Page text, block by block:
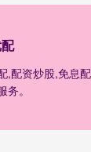
,配资炒股,免息
务。